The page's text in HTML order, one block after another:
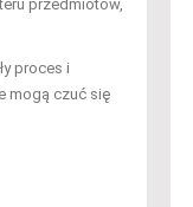
przedmiotów,
proces i
mogą czuć się